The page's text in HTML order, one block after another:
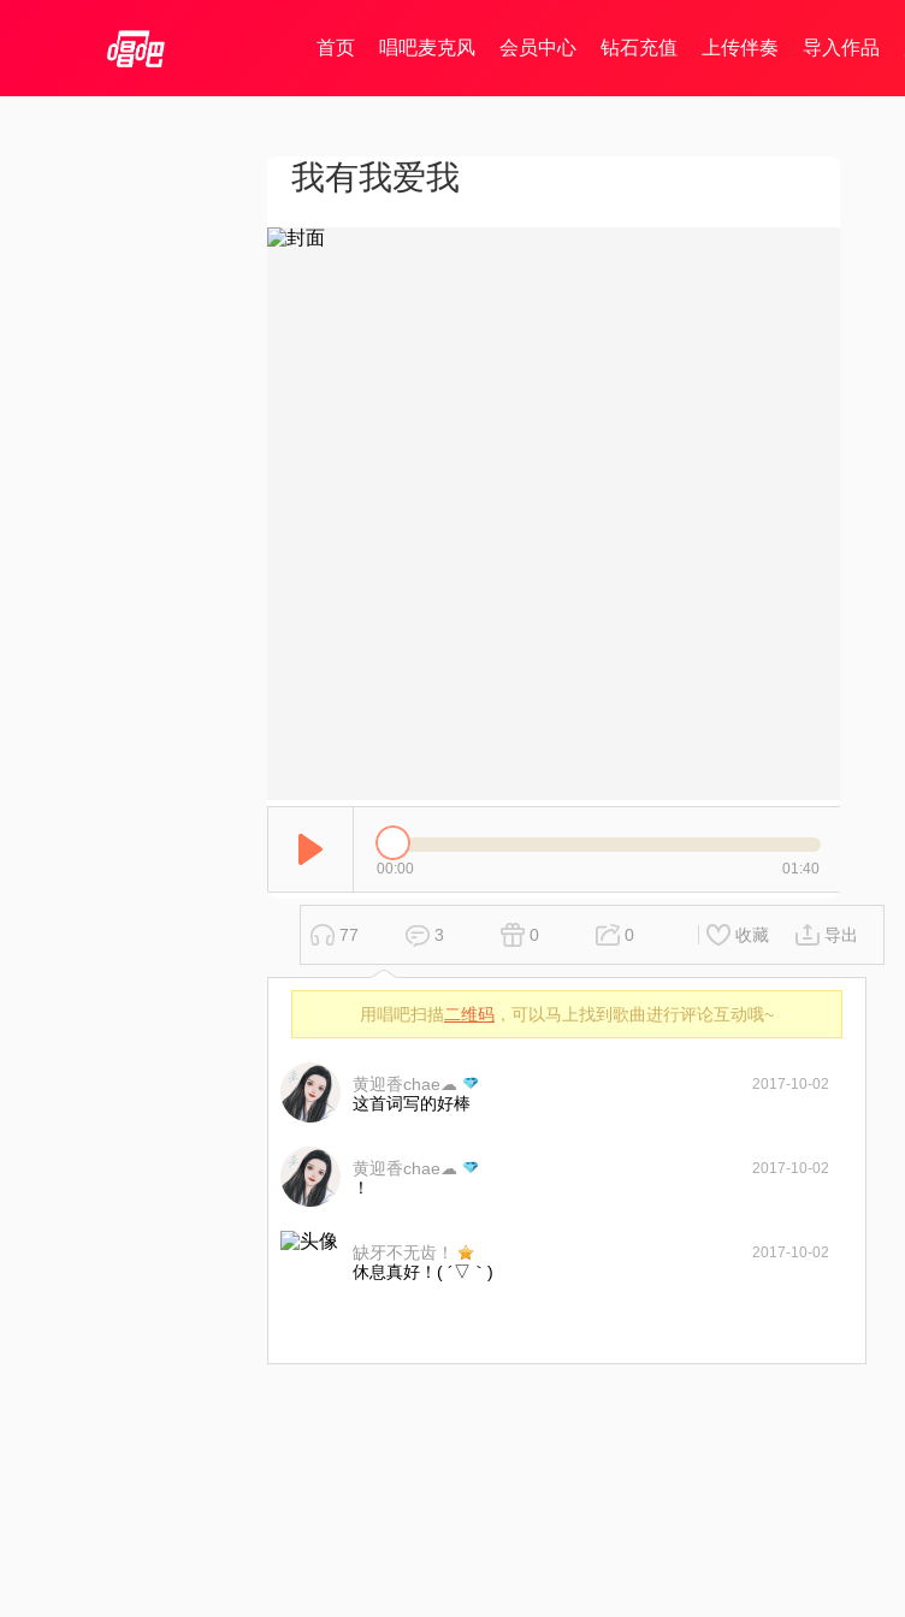
首页 唱吧麦克风 会员中心 钻石充值 上传伴奏 导入作品
我有我爱我
00:00 01:40
77 3 0 0 收藏 导出
用唱吧扫描二维码 ，可以马上找到歌曲进行评论互动哦~
黄迎香chae☁ 2017-10-02
这首词写的好棒
黄迎香chae☁ 2017-10-02
！
缺牙不无齿！ 2017-10-02
休息真好！( ´▽｀)